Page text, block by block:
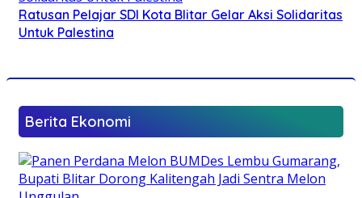
Ratusan Pelajar SDI Kota Blitar Gelar Aksi Solidaritas
Untuk Palestina
Berita Ekonomi